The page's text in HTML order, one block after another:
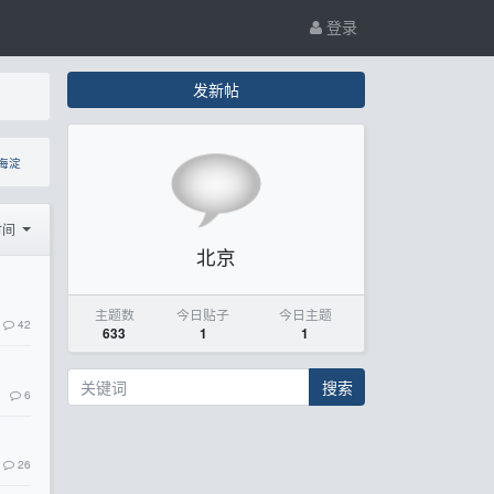
登录
淀
42
6
26
发新帖
北京
主题数
633
今日贴子
1
今日主题
1
搜索